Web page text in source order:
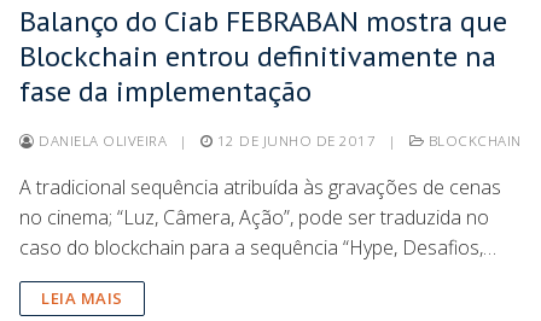
Balanço do Ciab FEBRABAN mostra que
Blockchain entrou definitivamente na
fase da implementação
DANIELA OLIVEIRA | 12 DE JUNHO DE 2017 | BLOCKCHAIN
A tradicional sequência atribuída às gravações de cenas
no cinema; “Luz, Câmera, Ação”, pode ser traduzida no
caso do blockchain para a sequência “Hype, Desafios,…
LEIA MAIS